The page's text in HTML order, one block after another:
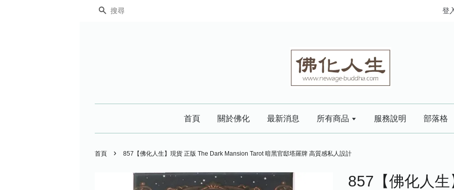
搜尋 登
首頁 關於佛化 最新消息 所有商品 服務說明 部落格
首頁 › 857【佛化人生】現貨 正版 The Dark Mansion Tarot 暗黑官邸塔羅牌 高質感私人設計
857【佛化人